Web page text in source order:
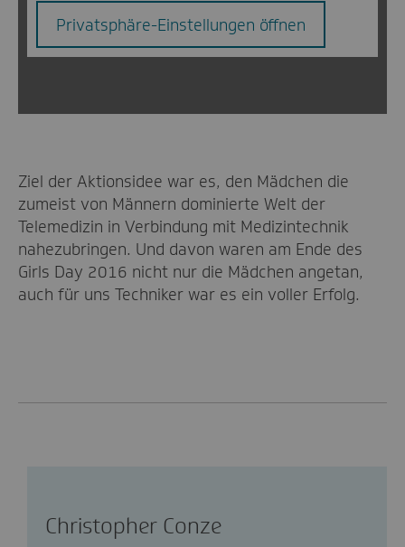
Privatsphäre-Einstellungen öffnen
Ziel der Aktionsidee war es, den Mädchen die
zumeist von Männern dominierte Welt der
Telemedizin in Verbindung mit Medizintechnik
nahezubringen. Und davon waren am Ende des
Girls Day 2016 nicht nur die Mädchen angetan,
auch für uns Techniker war es ein voller Erfolg.
Christopher Conze